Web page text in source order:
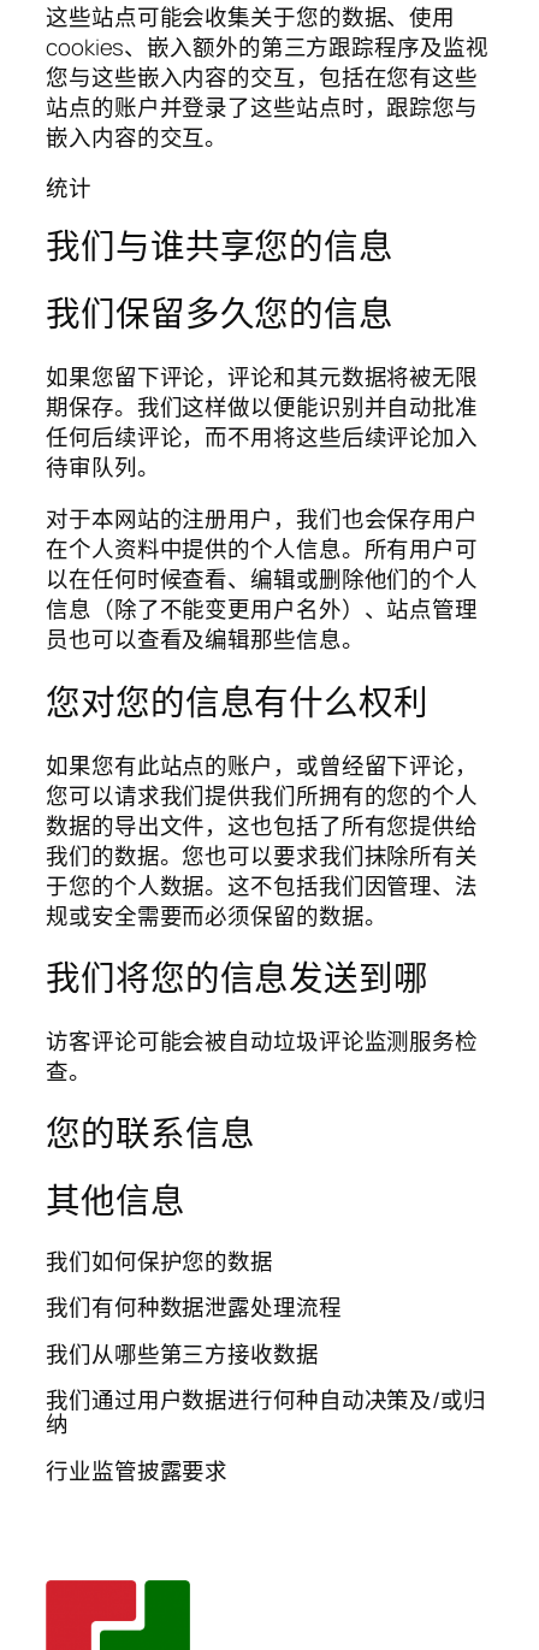
这些站点可能会收集关于您的数据、使用
cookies、嵌入额外的第三方跟踪程序及监视
您与这些嵌入内容的交互，包括在您有这些
站点的账户并登录了这些站点时，跟踪您与
嵌入内容的交互。
统计
我们与谁共享您的信息
我们保留多久您的信息
如果您留下评论，评论和其元数据将被无限
期保存。我们这样做以便能识别并自动批准
任何后续评论，而不用将这些后续评论加入
待审队列。
对于本网站的注册用户，我们也会保存用户
在个人资料中提供的个人信息。所有用户可
以在任何时候查看、编辑或删除他们的个人
信息（除了不能变更用户名外）、站点管理
员也可以查看及编辑那些信息。
您对您的信息有什么权利
如果您有此站点的账户，或曾经留下评论，
您可以请求我们提供我们所拥有的您的个人
数据的导出文件，这也包括了所有您提供给
我们的数据。您也可以要求我们抹除所有关
于您的个人数据。这不包括我们因管理、法
规或安全需要而必须保留的数据。
我们将您的信息发送到哪
访客评论可能会被自动垃圾评论监测服务检
查。
您的联系信息
其他信息
我们如何保护您的数据
我们有何种数据泄露处理流程
我们从哪些第三方接收数据
我们通过用户数据进行何种自动决策及/或归
纳
行业监管披露要求